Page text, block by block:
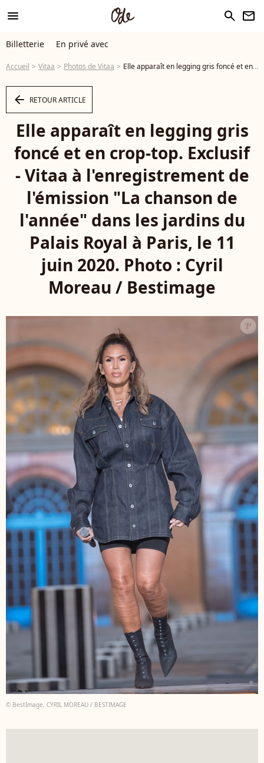
menu search newsletter
Billetterie En privé avec
Accueil Vitaa Photos de Vitaa Elle apparaît en legging gris foncé et en crop-top. Exclusif - Vitaa à l'enregistrement de l'émission "La chanson de l'année" dans les jardins du Palais Royal à Paris, le 11 juin 2020. Photo : Cyril Moreau / Bestimage - Photo
arrow_left RETOUR ARTICLE
Elle apparaît en legging gris
foncé et en crop-top. Exclusif
- Vitaa à l'enregistrement de
l'émission "La chanson de
l'année" dans les jardins du
Palais Royal à Paris, le 11
juin 2020. Photo : Cyril
Moreau / Bestimage
© BestImage, CYRIL MOREAU / BESTIMAGE